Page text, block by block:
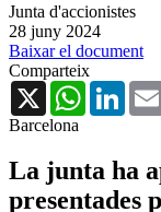
Junta d'accionistes
28 juny 2024
Baixar el document
Comparteix
X
WhatsApp
Barcelona
La junta ha
presentades